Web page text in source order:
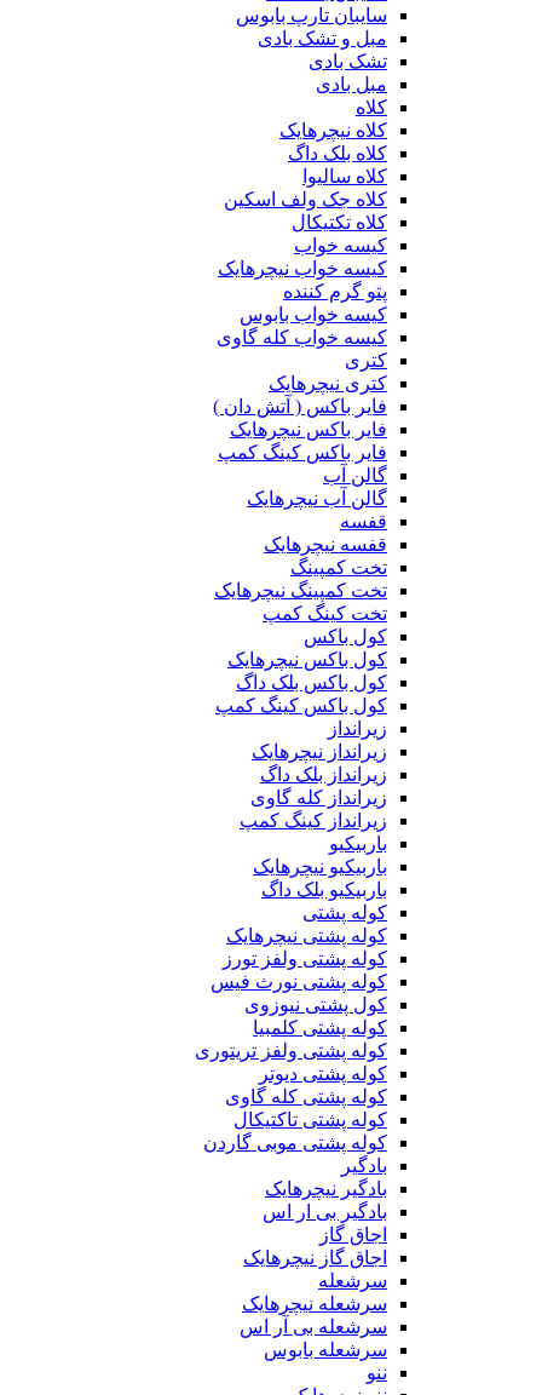
سایبان تارپ بابوس
مبل و تشک بادی
تشک بادی
مبل بادی
کلاه
کلاه نیچرهایک
کلاه بلک داگ
کلاه سالیوا
کلاه جک‌ ولف‌ اسکین
کلاه تکتیکال
کیسه خواب
کیسه خواب نیچرهایک
پتو گرم کننده
کیسه خواب بابوس
کیسه خواب کله گاوی
کتری
کتری نیچرهایک
فایر باکس ( آتش دان )
فایر باکس نیچرهایک
فایر باکس کینگ کمپ
گالن آب
گالن آب نیچرهایک
قفسه
قفسه نیچرهایک
تخت کمپینگ
تخت کمپینگ نیچرهایک
تخت کینگ کمپ
کول باکس
کول باکس نیچرهایک
کول باکس بلک داگ
کول باکس کینگ کمپ
زیرانداز
زیرانداز نیچرهایک
زیرانداز بلک داگ
زیرانداز کله گاوی
زیرانداز کینگ کمپ
باربیکیو
باربیکیو نیچرهایک
باربیکیو بلک داگ
کوله پشتی
کوله پشتی نیچرهایک
کوله پشتی ولفز تورز
کوله پشتی نورث فیس
کول پشتی نیوزوی
کوله پشتی کلمبیا
کوله پشتی ولفز تریتوری
کوله پشتی دیوتر
کوله پشتی کله گاوی
کوله پشتی تاکتیکال
کوله پشتی موبی گاردن
بادگیر
بادگیر نیچرهایک
بادگیر بی ار اس
اجاق گاز
اجاق گاز نیچرهایک
سرشعله
سرشعله نیچرهایک
سرشعله بی آر اس
سرشعله بابوس
ننو